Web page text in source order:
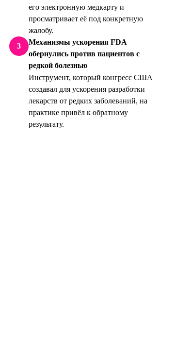
его электронную медкарту и
просматривает её под конкретную
жалобу.
3
Механизмы ускорения FDA
обернулись против пациентов с
редкой болезнью
Инструмент, который конгресс США
создавал для ускорения разработки
лекарств от редких заболеваний, на
практике привёл к обратному
результату.